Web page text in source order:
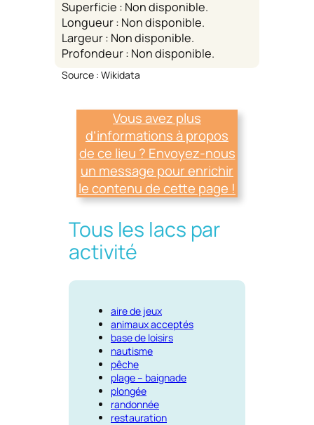
Superficie : Non disponible.
Longueur : Non disponible.
Largeur : Non disponible.
Profondeur : Non disponible.
Source : Wikidata
Vous avez plus
d’informations à propos
de ce lieu ? Envoyez-nous
un message pour enrichir
le contenu de cette page !
Tous les lacs par
activité
aire de jeux
animaux acceptés
base de loisirs
nautisme
pêche
plage – baignade
plongée
randonnée
restauration